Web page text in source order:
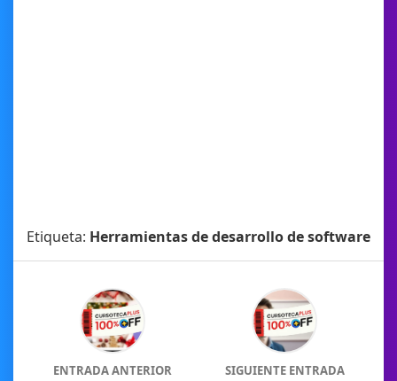
Etiqueta: Herramientas de desarrollo de software
ENTRADA ANTERIOR SIGUIENTE ENTRADA